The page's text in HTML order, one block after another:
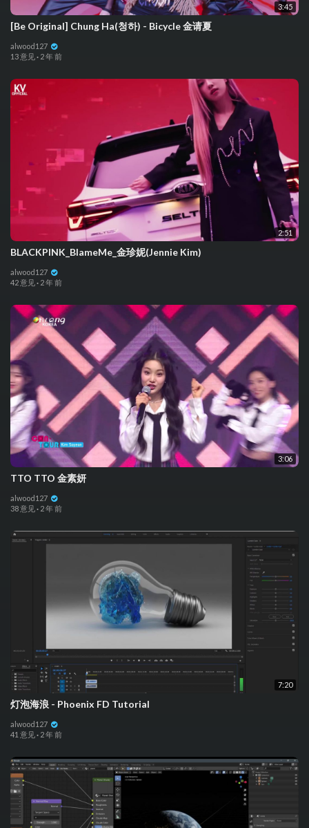
3:45
[Be Original] Chung Ha(청하) - Bicycle 金请夏
alwood127
13 意见· 2 年 前
2:51
BLACKPINK_BlameMe_金珍妮(Jennie Kim)
alwood127
42 意见· 2 年 前
3:06
TTO TTO 金素妍
alwood127
38 意见· 2 年 前
7:20
灯泡海浪 - Phoenix FD Tutorial
alwood127
41 意见· 2 年 前